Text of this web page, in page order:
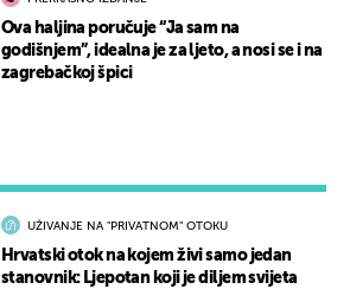
UŽIVANJE NA "PRIVATNOM" OTOKU
Hrvatski otok na kojem živi samo jedan
stanovnik: Ljepotan koji je diljem svijeta
Ova haljina poručuje “Ja sam na
godišnjem”, idealna je za ljeto, a nosi se i na
zagrebačkoj špici